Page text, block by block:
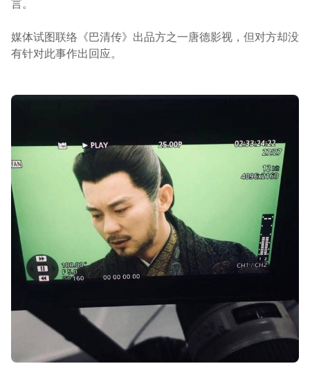
言。
媒体试图联络《巴清传》出品方之一唐德影视，但对方却没
有针对此事作出回应。